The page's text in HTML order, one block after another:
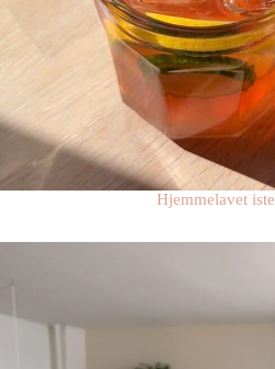
Hjemmelavet iste